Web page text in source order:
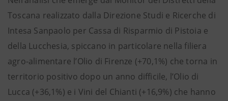
Toscana realizzato dalla Direzione Studi e Ricerche di
Intesa Sanpaolo per Cassa di Risparmio di Pistoia e
della Lucchesia, spiccano in particolare nella filiera
agro-alimentare l’Olio di Firenze (+70,1%) che torna in
territorio positivo dopo un anno difficile, l’Olio di
Lucca (+36,1%) e i Vini del Chianti (+16,9%) che hanno